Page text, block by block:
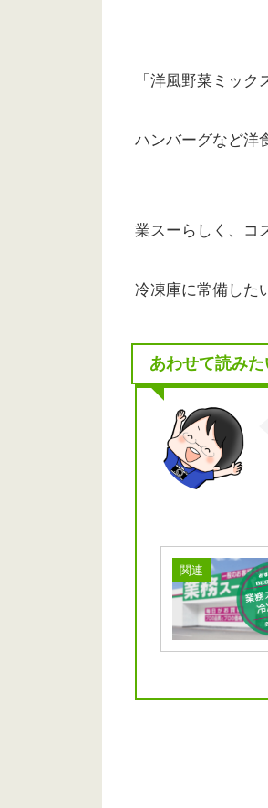
「洋風野菜ミッ
ハンバーグなど洋
業スーらしく、コ
冷凍庫に常備した
あわせて読みた
関連